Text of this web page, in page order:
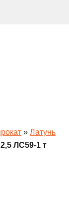
» Латунь
ЛС59-1 т